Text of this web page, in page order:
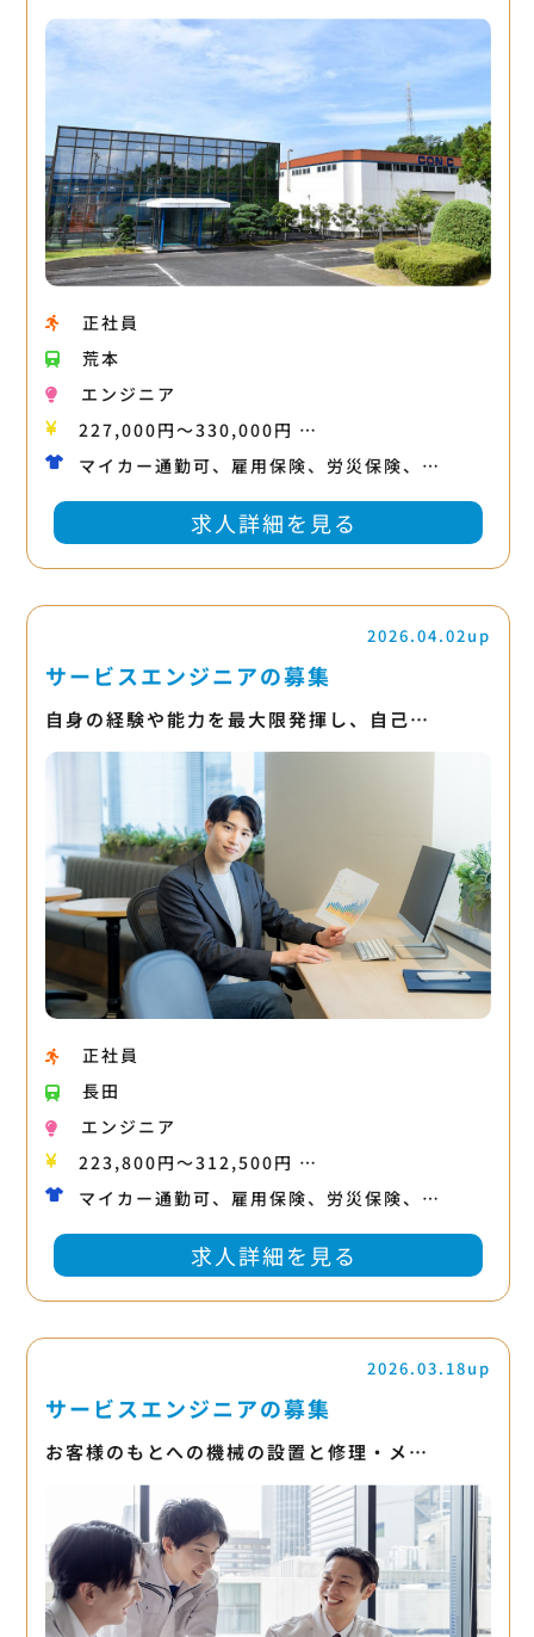
正社員
荒本
エンジニア
227,000円〜330,000円 …
マイカー通勤可、雇用保険、労災保険、…
求人詳細を見る
2026.04.02up
サービスエンジニアの募集
自身の経験や能力を最大限発揮し、自己…
正社員
長田
エンジニア
223,800円〜312,500円 …
マイカー通勤可、雇用保険、労災保険、…
求人詳細を見る
2026.03.18up
サービスエンジニアの募集
お客様のもとへの機械の設置と修理・メ…